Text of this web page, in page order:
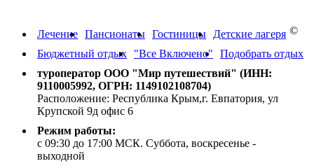
Лечение Пансионаты Гостиницы
Детские лагеря
Бюджетный отдых
"Все Включено"
Подобрать отдых
туроператор ООО "Мир путешествий" (ИНН:
9110005992, ОГРН: 1149102108704)
Расположение: Республика Крым,г. Евпатория, ул
Крупской 9д офис 6
Режим работы:
с 09:30 до 17:00 МСК. Суббота, воскресенье -
выходной
©